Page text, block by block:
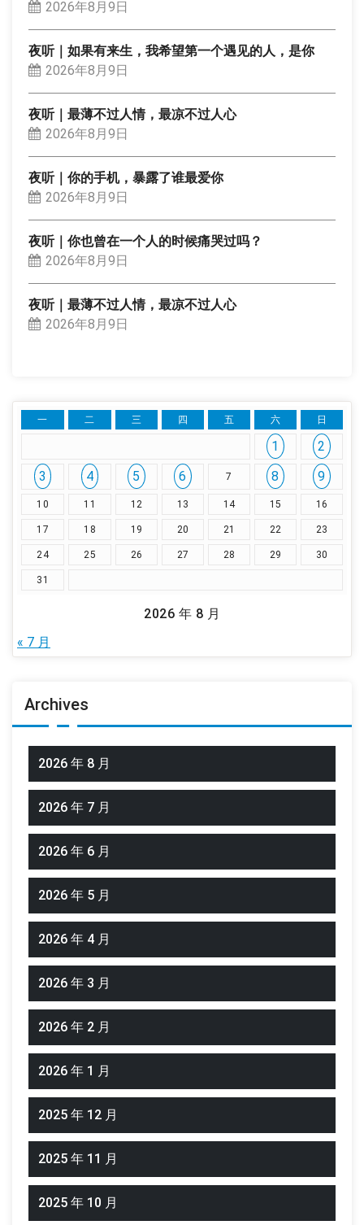
2026年8月9日
夜听｜如果有来生，我希望第一个遇见的人，是你
2026年8月9日
夜听｜最薄不过人情，最凉不过人心
2026年8月9日
夜听｜你的手机，暴露了谁最爱你
2026年8月9日
夜听｜你也曾在一个人的时候痛哭过吗？
2026年8月9日
夜听｜最薄不过人情，最凉不过人心
2026年8月9日
2026 年 8 月
一 二 三 四 五 六 日
1
2
3
4 5 6 7 8 9
10 11 12 13 14 15 16
17 18 19 20 21 22 23
24 25 26 27 28 29 30
31
« 7 月
Archives
2026 年 8 月
2026 年 7 月
2026 年 6 月
2026 年 5 月
2026 年 4 月
2026 年 3 月
2026 年 2 月
2026 年 1 月
2025 年 12 月
2025 年 11 月
2025 年 10 月